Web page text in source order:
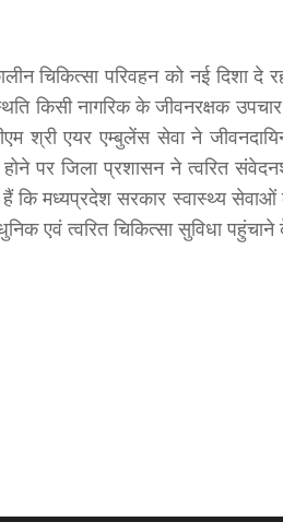
चिकित्सा परिवहन को नई दिशा दे
किसी नागरिक के जीवनरक्षक
श्री एयर एम्बुलेंस सेवा ने
पर जिला प्रशासन ने त्वरित
कि मध्यप्रदेश सरकार स्वास्थ्य सेवाओं
एवं त्वरित चिकित्सा सुविधा